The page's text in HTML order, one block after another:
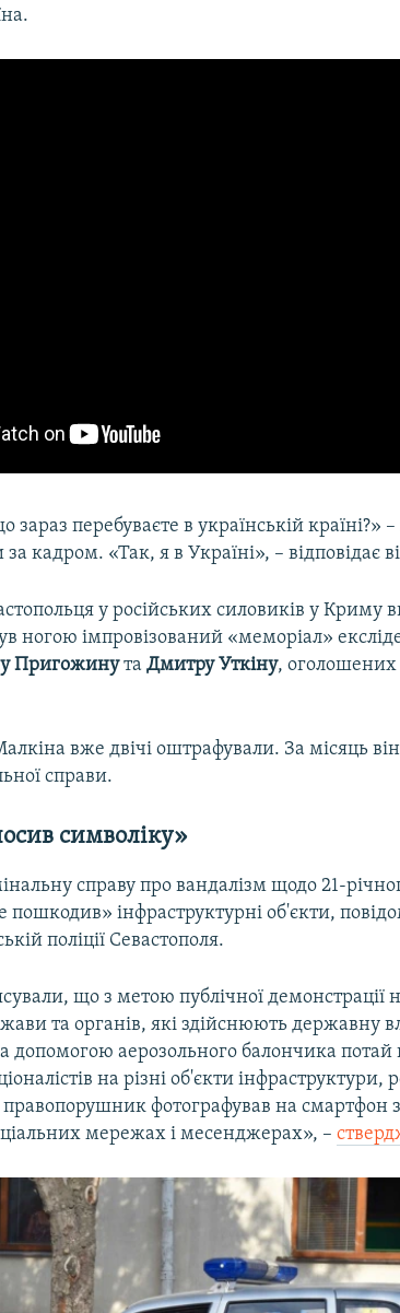
зараз перебуваєте в українській країні?»
кадром. «Так, я в Україні», – відповідає
у російських силовиків у Криму
ногою імпровізований «меморіал»
Пригожинута Дмитру Уткіну, оголошених
вже двічі оштрафували. За місяць
справи.
символіку»
справу про вандалізм щодо 21-
інфраструктурні об'єкти,
поліції Севастополя.
що з метою публічної демонстрації
та органів, які здійснюють державну
допомогою аерозольного балончика потай
на різні об'єкти інфраструктури,
фотографував на смартфон
мережах і месенджерах», –